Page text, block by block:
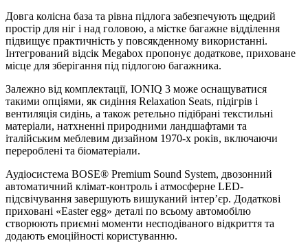
Довга колісна база та рівна підлога забезпечують щедрий
простір для ніг і над головою, а містке багажне відділення
підвищує практичність у повсякденному використанні.
Інтегрований відсік Megabox пропонує додаткове, приховане
місце для зберігання під підлогою багажника.
Залежно від комплектації, IONIQ 3 може оснащуватися
такими опціями, як сидіння Relaxation Seats, підігрів і
вентиляція сидінь, а також ретельно підібрані текстильні
матеріали, натхненні природними ландшафтами та
італійським меблевим дизайном 1970-х років, включаючи
перероблені та біоматеріали.
Аудіосистема BOSE® Premium Sound System, двозонний
автоматичний клімат-контроль і атмосферне LED-
підсвічування завершують вишуканий інтер’єр. Додаткові
приховані «Easter egg» деталі по всьому автомобілю
створюють приємні моменти несподіваного відкриття та
додають емоційності користуванню.